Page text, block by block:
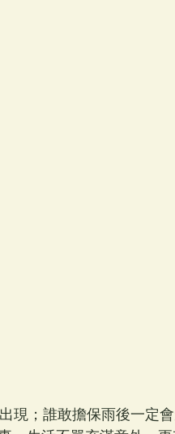
現；誰敢擔保雨後一定